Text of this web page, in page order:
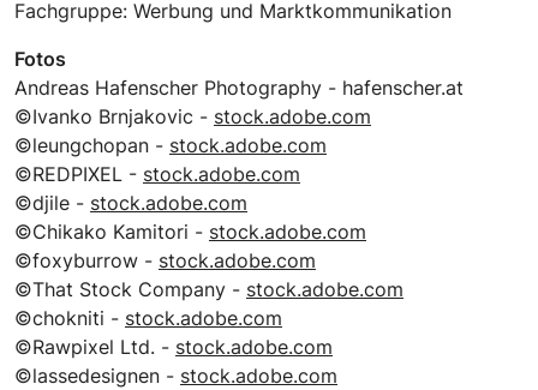
Fachgruppe: Werbung und Marktkommunikation
Fotos
Andreas Hafenscher Photography - hafenscher.at
©Ivanko Brnjakovic - stock.adobe.com
©leungchopan - stock.adobe.com
©REDPIXEL - stock.adobe.com
©djile - stock.adobe.com
©Chikako Kamitori - stock.adobe.com
©foxyburrow - stock.adobe.com
©That Stock Company - stock.adobe.com
©chokniti - stock.adobe.com
©Rawpixel Ltd. - stock.adobe.com
©lassedesignen - stock.adobe.com